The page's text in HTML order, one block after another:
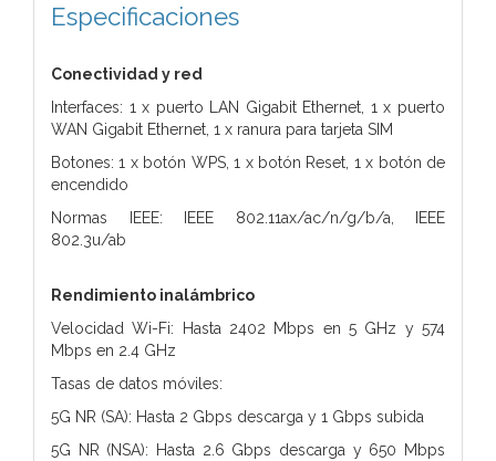
Especificaciones
Conectividad y red
Interfaces: 1 x puerto LAN Gigabit Ethernet, 1 x puerto
WAN Gigabit Ethernet, 1 x ranura para tarjeta SIM
Botones: 1 x botón WPS, 1 x botón Reset, 1 x botón de
encendido
Normas IEEE: IEEE 802.11ax/ac/n/g/b/a, IEEE
802.3u/ab
Rendimiento inalámbrico
Velocidad Wi-Fi: Hasta 2402 Mbps en 5 GHz y 574
Mbps en 2.4 GHz
Tasas de datos móviles:
5G NR (SA): Hasta 2 Gbps descarga y 1 Gbps subida
5G NR (NSA): Hasta 2.6 Gbps descarga y 650 Mbps